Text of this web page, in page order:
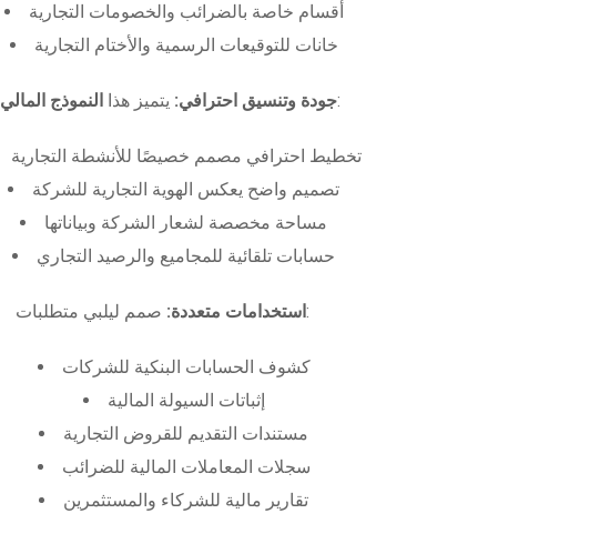
أقسام خاصة بالضرائب والخصومات التجارية
خانات للتوقيعات الرسمية والأختام التجارية
جودة وتنسيق احترافي: يتميز هذا النموذج المالي بـ:
تخطيط احترافي مصمم خصيصًا للأنشطة التجارية
تصميم واضح يعكس الهوية التجارية للشركة
مساحة مخصصة لشعار الشركة وبياناتها
حسابات تلقائية للمجاميع والرصيد التجاري
استخدامات متعددة:صمم ليلبي متطلبات:
كشوف الحسابات البنكية للشركات
إثباتات السيولة المالية
مستندات التقديم للقروض التجارية
سجلات المعاملات المالية للضرائب
تقارير مالية للشركاء والمستثمرين